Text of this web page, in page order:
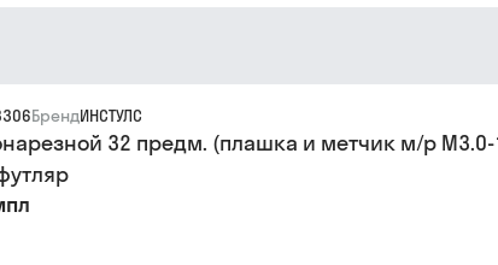
БрендИНСТУЛС
32 предм. (плашка и метчик м/р